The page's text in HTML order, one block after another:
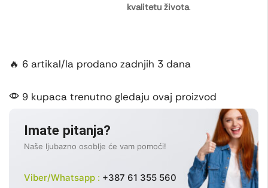
kvalitetu života.
🔥 6 artikal/la prodano zadnjih 3 dana
9 kupaca trenutno gledaju ovaj proizvod
Imate pitanja?
Naše ljubazno osoblje će vam pomoći!
Viber/Whatsapp : +387 61 355 560